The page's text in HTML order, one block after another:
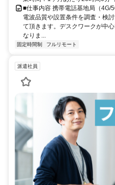
■仕事内容 携帯電話基地局（4G/
電波品質や設置条件を調査・検
て頂きます。デスクワークが中
なりま...
固定時間制 フルリモート
派遣社員